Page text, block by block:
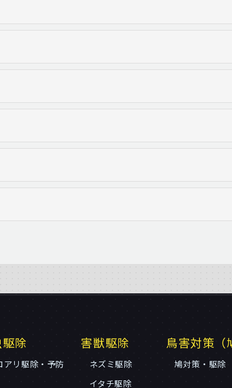
除
アリ駆除・予防
害獣駆除
ネズミ駆除
イタチ駆除
鳥害対策（
鳩対策・駆除